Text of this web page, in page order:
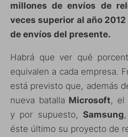
millones de envíos de
veces superior al año
de envíos del presente.
Habrá que ver qué
equivalen a cada empresa.
está previsto que, además
nueva batalla Microsoft, el
y por supuesto,Samsung
éste último su proyecto de